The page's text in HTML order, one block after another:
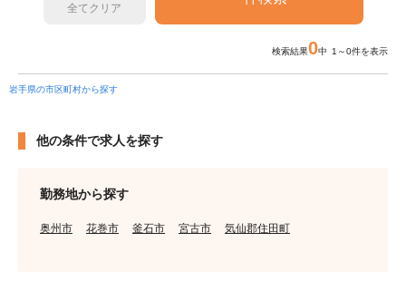
全てクリア
検索結果0中 1～0件を表示
岩手県の市区町村から探す
他の条件で求人を探す
勤務地から探す
奥州市 花巻市 釜石市 宮古市 気仙郡住田町